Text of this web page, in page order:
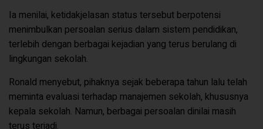
Ia menilai, ketidakjelasan status tersebut berpotensi
menimbulkan persoalan serius dalam sistem pendidikan,
terlebih dengan berbagai kejadian yang terus berulang di
lingkungan sekolah.
Ronald menyebut, pihaknya sejak beberapa tahun lalu telah
meminta evaluasi terhadap manajemen sekolah, khususnya
kepala sekolah. Namun, berbagai persoalan dinilai masih
terus terjadi.